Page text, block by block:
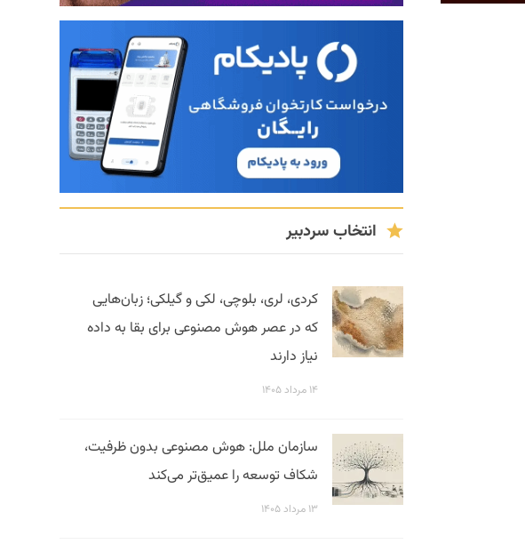
انتخاب سردبیر
کردی، لری، بلوچی، لکی و گیلکی؛ زبان‌هایی
که در عصر هوش مصنوعی برای بقا به داده
نیاز دارند
۱۴ مرداد ۱۴۰۵
سازمان ملل: هوش مصنوعی بدون ظرفیت،
شکاف توسعه را عمیق‌تر می‌کند
۱۳ مرداد ۱۴۰۵